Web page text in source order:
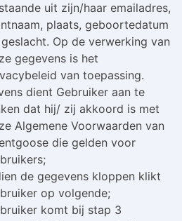
uit zijn/haar emailadres,
plaats, geboortedatum
Op de verwerking van
gegevens is het
van toepassing.
dient Gebruiker aan te
dat hij/ zij akkoord is met
Algemene Voorwaarden van
die gelden voor
de gegevens kloppen klikt
op volgende;
komt bij stap 3